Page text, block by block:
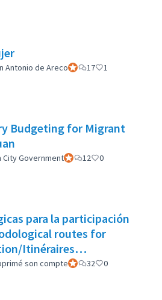
Antonio de ArecoParticipant officiel
17
1
Budgeting for Migrant
City GovernmentParticipant officiel
12
0
para la participación
routes for
Itinéraires
pour la participation
son compteParticipant officiel
32 0